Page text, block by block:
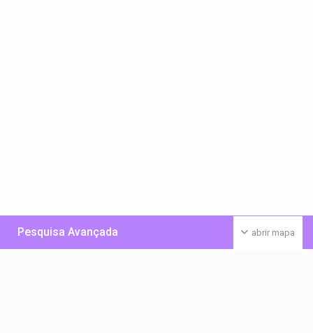
abrir mapa
Pesquisa Avançada